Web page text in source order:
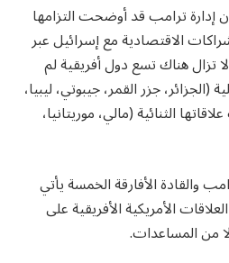
إدارة ترامب قد أوضحت التزامها
الاقتصادية مع إسرائيل عبر
لا تزال هناك تسع دول أفريقية لم
(الجزائر، جزر القمر، جيبوتي، ليبيا،
الثنائية (مالي، موريتانيا،
والقادة الأفارقة الخمسة يأتي
الأمريكية الأفريقية على
من المساعدات.